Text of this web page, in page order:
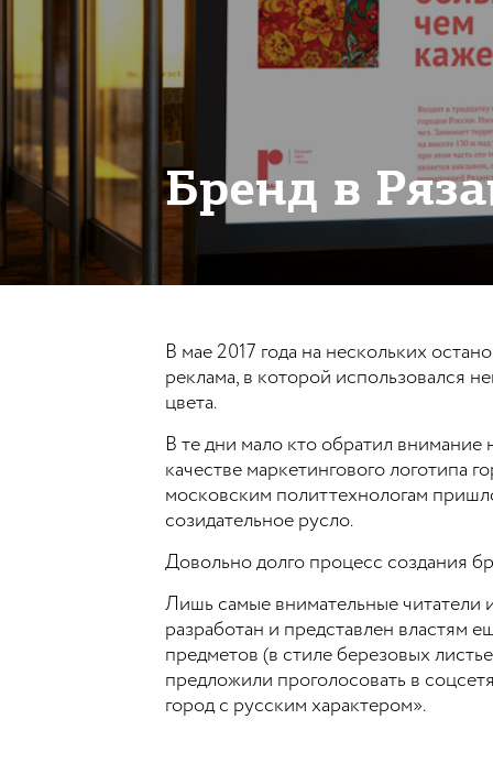
Бренд в
В мае 2017 года на нескольких
реклама, в которой использовался
цвета.
В те дни мало кто обратил
качестве маркетингового логотипа
московским политтехнологам
созидательное русло.
Довольно долго процесс создания
Лишь самые внимательные читатели
разработан и представлен властям
предметов (в стиле березовых
предложили проголосовать в
город с русским характером».